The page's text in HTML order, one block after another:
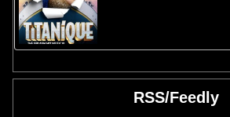
RSS/Feedly